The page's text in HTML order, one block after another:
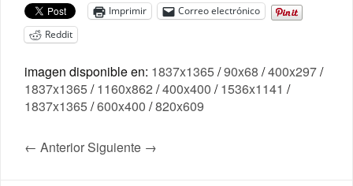
Imprimir
Correo electrónico
Reddit
imagen disponible en: 1837x1365/90x68 /400x297/
1837x1365/1160x862 /400x400 /1536x1141 /
1837x1365/600x400 /820x609
← Anterior Siguiente →